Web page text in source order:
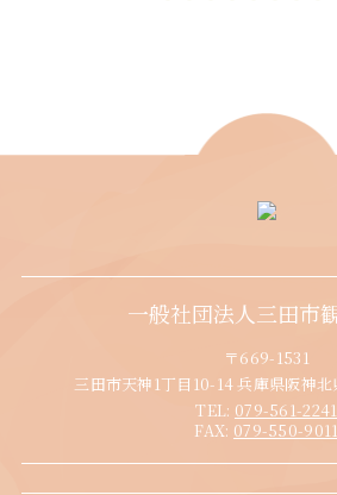
一般社団法人三田市
〒669-1531
三田市天神1丁目10-14 兵庫県阪神
TEL: 079-561-2241
FAX: 079-550-9011